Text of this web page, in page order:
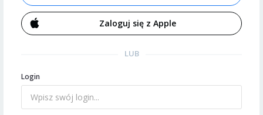
Zaloguj się z Apple
LUB
Login